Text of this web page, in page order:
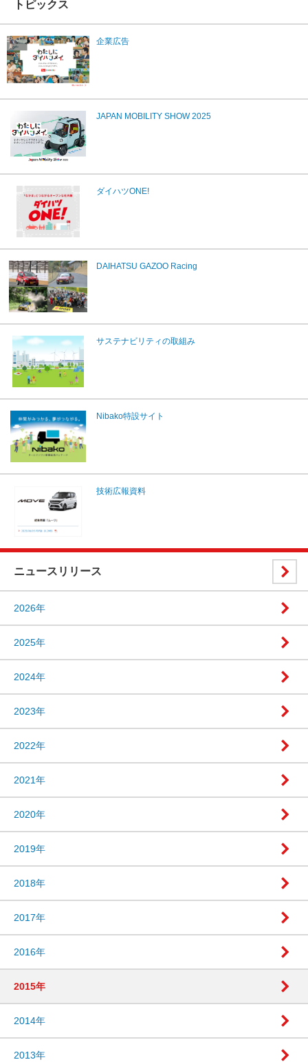
トピックス
企業広告
JAPAN MOBILITY SHOW 2025
ダイハツONE!
DAIHATSU GAZOO Racing
サステナビリティの取組み
Nibako特設サイト
技術広報資料
ニュースリリース
2026年
2025年
2024年
2023年
2022年
2021年
2020年
2019年
2018年
2017年
2016年
2015年
2014年
2013年